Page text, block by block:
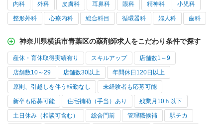
内科 外科 皮膚科 耳鼻科 眼科 精神科 小児科
整形外科 心療内科 総合科目 循環器科 婦人科 歯科
神奈川県横浜市青葉区の薬剤師求人をこだわり条件で探す
産休・育休取得実績有り スキルアップ 店舗数1～9
店舗数10～29 店舗数30以上 年間休日120日以上
原則、引越しを伴う転勤なし 未経験者も応募可能
新卒も応募可能 住宅補助（手当）あり 残業月10ｈ以下
土日休み（相談可含む） 総合門前 管理職候補 駅チカ